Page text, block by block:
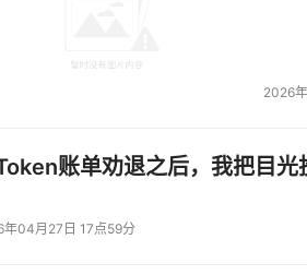
2026
账单劝退之后，我把目
年04月27日 17点59分